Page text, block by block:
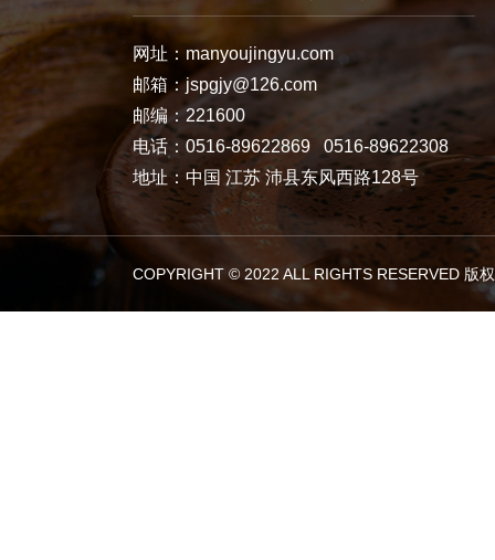
网址：manyoujingyu.com
邮箱：jspgjy@126.com
邮编：221600
电话：0516-89622869 0516-89622308
地址：中国 江苏 沛县东风西路128号
COPYRIGHT © 2022 ALL RIGHTS RESERVED 版